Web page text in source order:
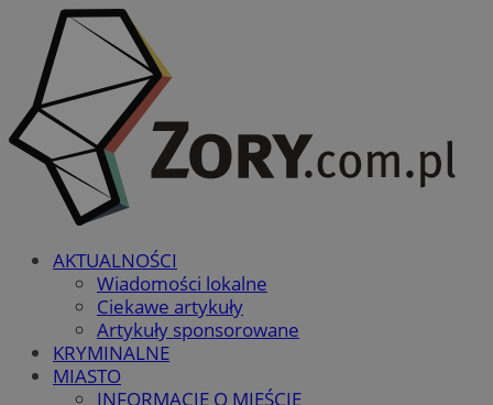
AKTUALNOŚCI
Wiadomości lokalne
Ciekawe artykuły
Artykuły sponsorowane
KRYMINALNE
MIASTO
INFORMACJE O MIEŚCIE